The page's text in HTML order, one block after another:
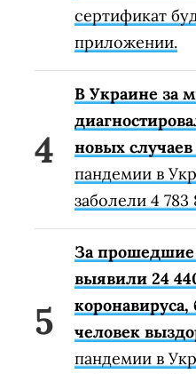
сертификат
приложении.
В Украине за
новых случаев
пандемии в
заболели 4 783
За прошедшие
выявили 24
коронавируса,
человек
пандемии в